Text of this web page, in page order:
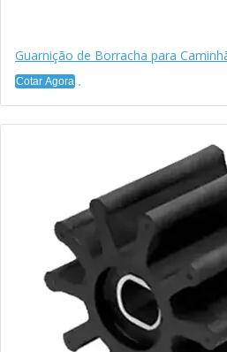
Guarnição de Borracha para
Cotar Agora